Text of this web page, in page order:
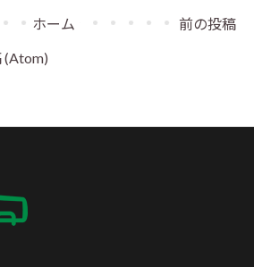
前の投稿
ホーム
(Atom)